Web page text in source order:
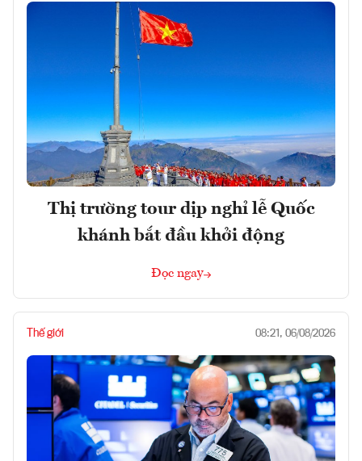
Thị trường tour dịp nghỉ lễ Quốc
khánh bắt đầu khởi động
Đọc ngay
Thế giới 08:21, 06/08/2026